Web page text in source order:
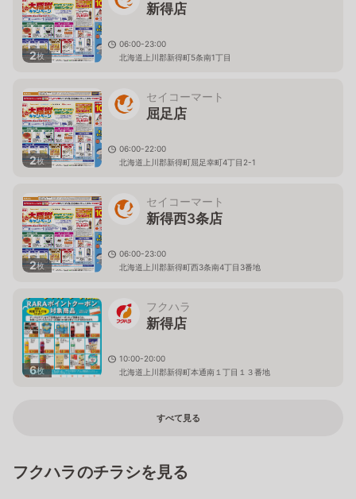
2枚
新得店
06:00-23:00
北海道上川郡新得町5条南1丁目
2枚
セイコーマート
屈足店
06:00-22:00
北海道上川郡新得町屈足幸町4丁目2-1
2枚
セイコーマート
新得西3条店
06:00-23:00
北海道上川郡新得町西3条南4丁目3番地
6枚
フクハラ
新得店
10:00-20:00
北海道上川郡新得町本通南１丁目１３番地
すべて見る
フクハラのチラシを見る